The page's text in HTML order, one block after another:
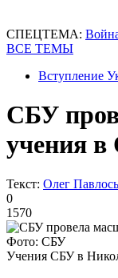
СПЕЦТЕМА:
ВСЕ ТЕМЫ
Вступление
СБУ
учения в
Текст: Олег Павлось
0
1570
Фото: СБУ
Учения СБУ в